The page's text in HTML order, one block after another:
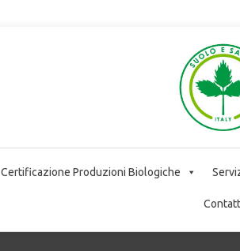
Certificazione Produzioni Biologiche